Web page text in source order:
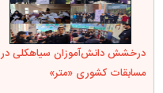
درخشش دانش‌آموزان سیاهکلی در
مسابقات کشوری «متر»